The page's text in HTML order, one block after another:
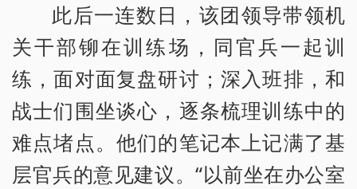
此后一连数日，该团领导带领机
关干部铆在训练场，同官兵一起训
练，面对面复盘研讨；深入班排，和
战士们围坐谈心，逐条梳理训练中的
难点堵点。他们的笔记本上记满了基
层官兵的意见建议。“以前坐在办公室